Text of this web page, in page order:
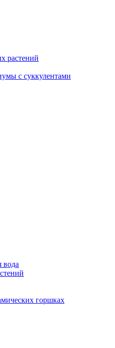
растений
с суккулентами
вода
горшках